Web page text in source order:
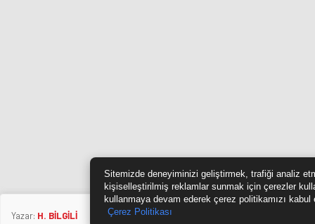
Yazar: H. BİLGİLİ
Sitemizde deneyiminizi geliştirmek, trafiği analiz
kişiselleştirilmiş reklamlar sunmak için çerezler
kullanmaya devam ederek çerez politikamızı
Çerez Politikası